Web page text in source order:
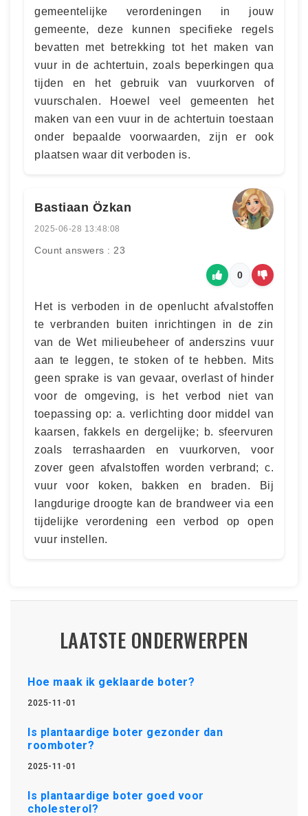
gemeentelijke verordeningen in jouw
gemeente, deze kunnen specifieke regels
bevatten met betrekking tot het maken van
vuur in de achtertuin, zoals beperkingen qua
tijden en het gebruik van vuurkorven of
vuurschalen. Hoewel veel gemeenten het
maken van een vuur in de achtertuin toestaan
onder bepaalde voorwaarden, zijn er ook
plaatsen waar dit verboden is.
Bastiaan Özkan
2025-06-28 13:48:08
Count answers : 23
0
Het is verboden in de openlucht afvalstoffen
te verbranden buiten inrichtingen in de zin
van de Wet milieubeheer of anderszins vuur
aan te leggen, te stoken of te hebben. Mits
geen sprake is van gevaar, overlast of hinder
voor de omgeving, is het verbod niet van
toepassing op: a. verlichting door middel van
kaarsen, fakkels en dergelijke; b. sfeervuren
zoals terrashaarden en vuurkorven, voor
zover geen afvalstoffen worden verbrand; c.
vuur voor koken, bakken en braden. Bij
langdurige droogte kan de brandweer via een
tijdelijke verordening een verbod op open
vuur instellen.
LAATSTE ONDERWERPEN
Hoe maak ik geklaarde boter?
2025-11-01
Is plantaardige boter gezonder dan
roomboter?
2025-11-01
Is plantaardige boter goed voor
cholesterol?